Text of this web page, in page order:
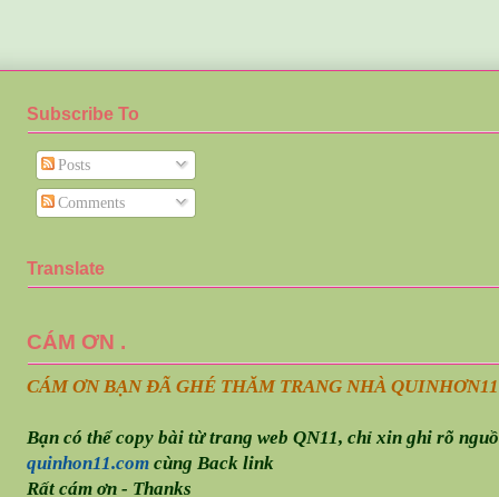
Subscribe To
Posts
Comments
Translate
CÁM ƠN .
CÁM ƠN BẠN ĐÃ GHÉ THĂM TRANG NHÀ QUINHƠN
Bạn có thể copy bài từ trang web QN11, chỉ xin ghi rõ
quinhon11.comcùng Back link
Rất cám ơn - Thanks